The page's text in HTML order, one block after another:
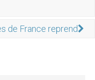
de France reprend